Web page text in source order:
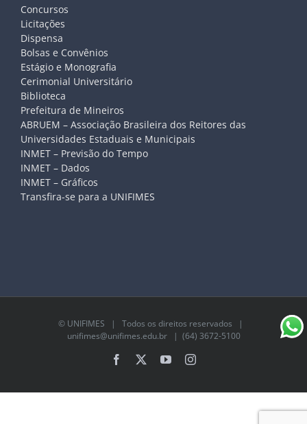
Concursos
Licitações
Dispensa
Bolsas e Convênios
Estágio e Monografia
Cerimonial Universitário
Biblioteca
Prefeitura de Mineiros
ABRUEM – Associação Brasileira dos Reitores das
Universidades Estaduais e Municipais
INMET – Previsão do Tempo
INMET – Dados
INMET – Gráficos
Transfira-se para a UNIFIMES
© UNIFIMES | Todos os direitos reservados |
unifimes@unifimes.edu.br| (64) 3672-5100
Facebook YouTubeInstagram